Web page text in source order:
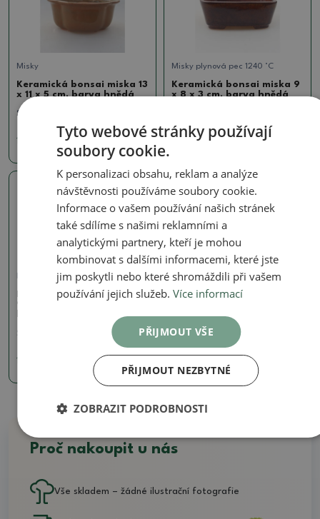
Misky
Keramická bonsai miska 13
x 11 x 5 cm, barva hnědá
SKU:
150 Kč
Misky plynová pec 1240 °C
Keramická bonsai miska 9
x 8 x 3 cm, barva hnědá
190 Kč
Skutečná fotografie
Misky plynová pec 1240 °C
Keramická bonsai miska
9,5 x 7 x 2,5 cm, barva
190 Kč
Proč nakoupit u nás
Vše skladem – žádné ilustrační fotografie
Tyto webové stránky používají
soubory cookie.
K personalizaci obsahu, reklam a analýze
návštěvnosti používáme soubory cookie.
Informace o vašem používání našich stránek
také sdílíme s našimi reklamními a
analytickými partnery, kteří je mohou
kombinovat s dalšími informacemi, které jste
jim poskytli nebo které shromáždili při vašem
používání jejich služeb.Více informací
PŘIJMOUT VŠE
PŘIJMOUT NEZBYTNÉ
ZOBRAZIT PODROBNOSTI